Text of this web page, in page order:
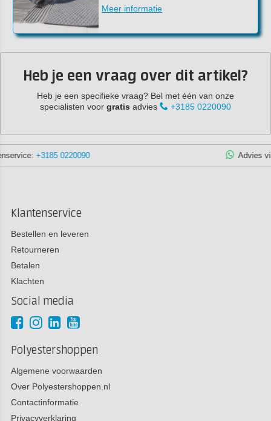
Meer informatie
Heb je een vraag over dit artikel?
Heb je een specifieke vraag? Bel met één van onze
specialisten voor gratis advies +3185 0220090
Advies via WhatsApp:
Klantenservice
Bestellen en leveren
Retourneren
Betalen
Klachten
Social media
Polyestershoppen
Algemene voorwaarden
Over Polyestershoppen.nl
Contactinformatie
Privacyverklaring